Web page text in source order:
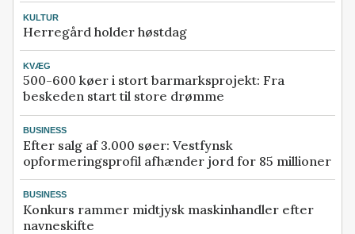
KULTUR
Herregård holder høstdag
KVÆG
500-600 køer i stort barmarksprojekt: Fra
beskeden start til store drømme
BUSINESS
Efter salg af 3.000 søer: Vestfynsk
opformeringsprofil afhænder jord for 85 millioner
BUSINESS
Konkurs rammer midtjysk maskinhandler efter
navneskifte